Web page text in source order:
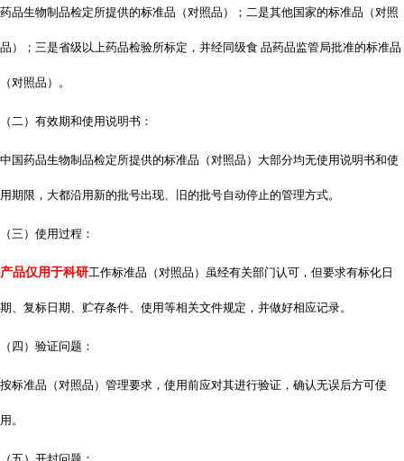
药品生物制品检定所提供的标准品（对照品）；二是其他国家的标准品（对照
品）；三是省级以上药品检验所标定，并经同级食 品药品监管局批准的标准品
（对照品）。
（二）有效期和使用说明书：
中国药品生物制品检定所提供的标准品（对照品）大部分均无使用说明书和使
用期限，大都沿用新的批号出现、旧的批号自动停止的管理方式。
（三）使用过程：
产品仅用于科研工作标准品（对照品）虽经有关部门认可，但要求有标化日
期、复标日期、贮存条件、使用等相关文件规定，并做好相应记录。
（四）验证问题：
按标准品（对照品）管理要求，使用前应对其进行验证，确认无误后方可使
用。